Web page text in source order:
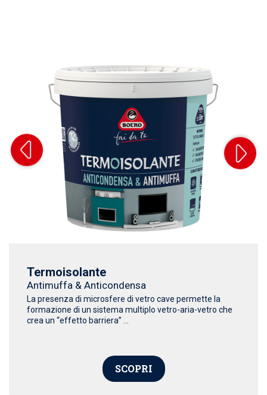
Termoisolante
Antimuffa & Anticondensa
La presenza di microsfere di vetro cave permette la
formazione di un sistema multiplo vetro-aria-vetro che
crea un “effetto barriera” ...
SCOPRI